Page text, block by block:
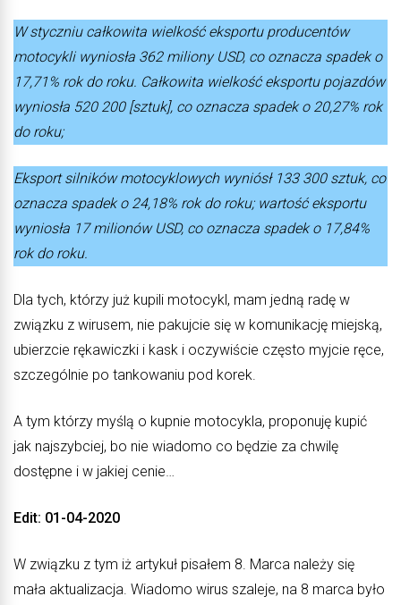
W styczniu całkowita wielkość eksportu producentów
motocykli wyniosła 362 miliony USD, co oznacza spadek o
17,71% rok do roku. Całkowita wielkość eksportu pojazdów
wyniosła 520 200 [sztuk], co oznacza spadek o 20,27% rok
do roku;
Eksport silników motocyklowych wyniósł 133 300 sztuk, co
oznacza spadek o 24,18% rok do roku; wartość eksportu
wyniosła 17 milionów USD, co oznacza spadek o 17,84%
rok do roku.
Dla tych, którzy już kupili motocykl, mam jedną radę w
związku z wirusem, nie pakujcie się w komunikację miejską,
ubierzcie rękawiczki i kask i oczywiście często myjcie ręce,
szczególnie po tankowaniu pod korek.
A tym którzy myślą o kupnie motocykla, proponuję kupić
jak najszybciej, bo nie wiadomo co będzie za chwilę
dostępne i w jakiej cenie…
Edit: 01-04-2020
W związku z tym iż artykuł pisałem 8. Marca należy się
mała aktualizacja. Wiadomo wirus szaleje, na 8 marca było